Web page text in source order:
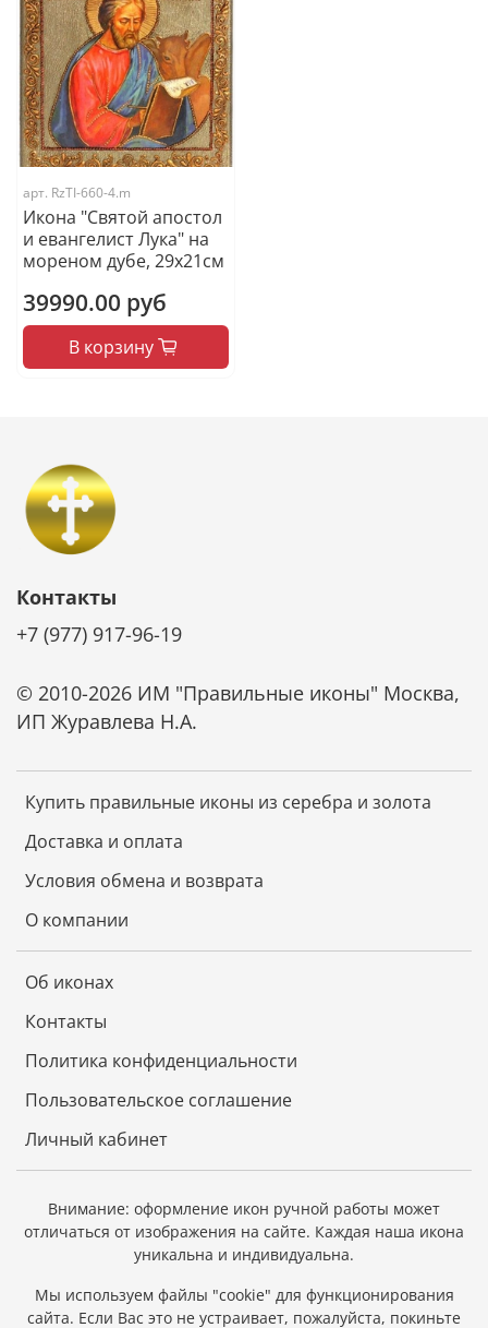
арт. RzTI-660-4.m
Икона "Святой апостол
и евангелист Лука" на
мореном дубе, 29х21см
39990.00 руб
В корзину
Купить правильные иконы из серебра и золота
Доставка и оплата
Условия обмена и возврата
О компании
Об иконах
Контакты
Политика конфиденциальности
Пользовательское соглашение
Личный кабинет
Контакты
+7 (977) 917-96-19
© 2010-2026 ИМ "Правильные иконы" Москва,
ИП Журавлева Н.А.
Внимание: оформление икон ручной работы может
отличаться от изображения на сайте. Каждая наша икона
уникальна и индивидуальна.
Мы используем файлы "cookie" для функционирования
сайта. Если Вас это не устраивает, пожалуйста, покиньте